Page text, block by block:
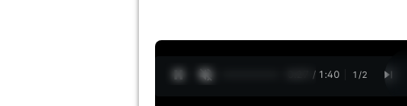
0:28 / 1:40 1 /2